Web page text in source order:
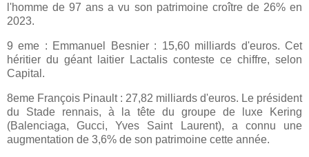
l'homme de 97 ans a vu son patrimoine croître de 26% en
2023.
9 eme : Emmanuel Besnier : 15,60 milliards d'euros. Cet
héritier du géant laitier Lactalis conteste ce chiffre, selon
Capital.
8eme François Pinault : 27,82 milliards d'euros. Le président
du Stade rennais, à la tête du groupe de luxe Kering
(Balenciaga, Gucci, Yves Saint Laurent), a connu une
augmentation de 3,6% de son patrimoine cette année.